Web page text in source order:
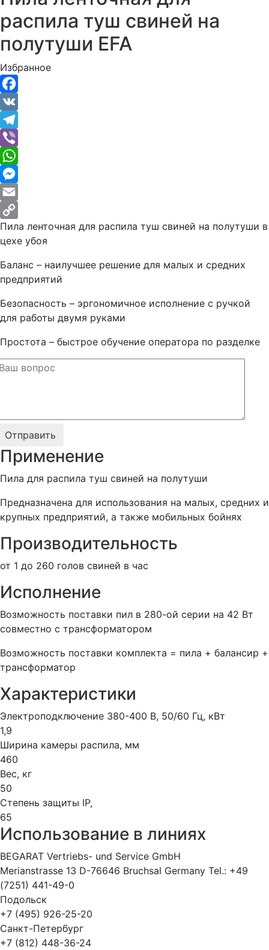
распила туш cвиней на
полутуши EFA
Избранное
Facebook
VK
Telegram
Viber
WhatsApp
Messenger
Email
Copy
Link
Пила ленточная для распила туш cвиней на полутуши в
цехе убоя
Баланс – наилучшее решение для малых и средних
предприятий
Безопасность – эргономичное исполнение с ручкой
для работы двумя руками
Простота – быстрое обучение оператора по разделке
Применение
Пила для распила туш cвиней на полутуши
Предназначена для использования на малых, средних и
крупных предприятий, а также мобильных бойнях
Производительность
от 1 до 260 голов cвиней в час
Исполнение
Возможность поставки пил в 280-ой серии на 42 Вт
совместно с трансформатором
Возможность поставки комплекта = пила + балансир +
трансформатор
Характеристики
Электроподключение 380-400 В, 50/60 Гц, кВт
1,9
Ширина камеры распила, мм
460
Вес, кг
50
Степень защиты IP,
65
Использование в линиях
BEGARAT Vertriebs- und Service GmbH
Merianstrasse 13 D-76646 Bruchsal Germany Tel.: +49
(7251) 441-49-0
Подольск
+7 (495) 926-25-20
Санкт-Петербург
+7 (812) 448-36-24